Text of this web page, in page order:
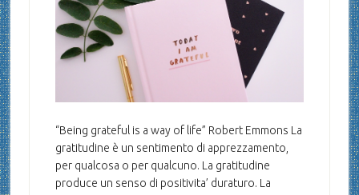
“Being grateful is a way of life” Robert Emmons La
gratitudine è un sentimento di apprezzamento,
per qualcosa o per qualcuno. La gratitudine
produce un senso di positivita’ duraturo. La